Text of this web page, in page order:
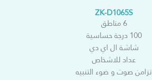
ZK-D1065S
6 مناطق
100 درجة حساسية
شاشة ال اي دي
عداد للاشخاص
تزامن صوت و ضوء التنبيه